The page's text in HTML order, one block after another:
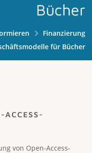
Bücher
Finanzierung
für Bücher
ACCESS-
von Open-Access-